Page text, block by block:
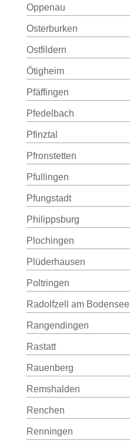
Oppenau
Osterburken
Ostfildern
Ötigheim
Pfäffingen
Pfedelbach
Pfinztal
Pfronstetten
Pfullingen
Pfungstadt
Philippsburg
Plochingen
Plüderhausen
Poltringen
Radolfzell am Bodensee
Rangendingen
Rastatt
Rauenberg
Remshalden
Renchen
Renningen